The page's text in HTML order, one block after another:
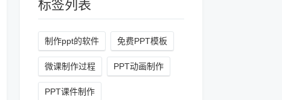
标签列表
制作ppt的软件 免费PPT模板
微课制作过程 PPT动画制作
PPT课件制作